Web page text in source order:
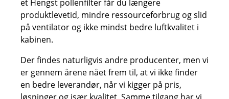
et Hengst pollenfilter får du længere
produktlevetid, mindre ressourceforbrug og slid
på ventilator og ikke mindst bedre luftkvalitet i
kabinen.
Der findes naturligvis andre producenter, men vi
er gennem årene nået frem til, at vi ikke finder
en bedre leverandør, når vi kigger på pris,